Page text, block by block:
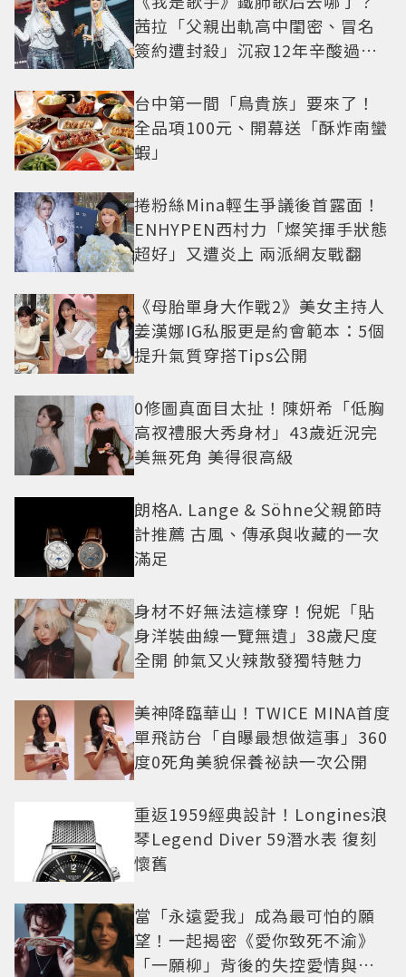
茜拉「父親出軌高中閨密、冒名
簽約遭封殺」沉寂12年辛酸過往
台中第一間「鳥貴族」要來了！
全品項100元、開幕送「酥炸南蠻
蝦」
捲粉絲Mina輕生爭議後首露面！
ENHYPEN西村力「燦笑揮手狀態
超好」又遭炎上 兩派網友戰翻
《母胎單身大作戰2》美女主持人
姜漢娜IG私服更是約會範本：5個
提升氣質穿搭Tips公開
0修圖真面目太扯！陳妍希「低胸
高衩禮服大秀身材」43歲近況完
美無死角 美得很高級
朗格A. Lange & Söhne父親節時
計推薦 古風、傳承與收藏的一次
滿足
身材不好無法這樣穿！倪妮「貼
身洋裝曲線一覽無遺」38歲尺度
全開 帥氣又火辣散發獨特魅力
美神降臨華山！TWICE MINA首度
單飛訪台「自曝最想做這事」360
度0死角美貌保養祕訣一次公開
重返1959經典設計！Longines浪
琴Legend Diver 59潛水表 復刻
懷舊
當「永遠愛我」成為最可怕的願
望！一起揭密《愛你致死不渝》
「一願柳」背後的失控愛情與爆